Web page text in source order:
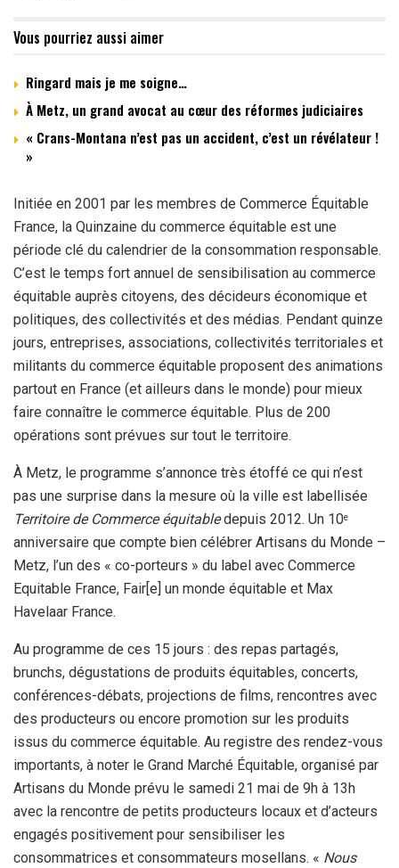
Vous pourriez aussi aimer
Ringard mais je me soigne…
À Metz, un grand avocat au cœur des réformes judiciaires
« Crans-Montana n’est pas un accident, c’est un révélateur !
»
Initiée en 2001 par les membres de Commerce Équitable
France, la Quinzaine du commerce équitable est une
période clé du calendrier de la consommation responsable.
C’est le temps fort annuel de sensibilisation au commerce
équitable auprès citoyens, des décideurs économique et
politiques, des collectivités et des médias. Pendant quinze
jours, entreprises, associations, collectivités territoriales et
militants du commerce équitable proposent des animations
partout en France (et ailleurs dans le monde) pour mieux
faire connaître le commerce équitable. Plus de 200
opérations sont prévues sur tout le territoire.
À Metz, le programme s’annonce très étoffé ce qui n’est
pas une surprise dans la mesure où la ville est labellisée
Territoire de Commerce équitabledepuis 2012. Un 10e
anniversaire que compte bien célébrer Artisans du Monde –
Metz, l’un des « co-porteurs » du label avec Commerce
Equitable France, Fair[e] un monde équitable et Max
Havelaar France.
Au programme de ces 15 jours : des repas partagés,
brunchs, dégustations de produits équitables, concerts,
conférences-débats, projections de films, rencontres avec
des producteurs ou encore promotion sur les produits
issus du commerce équitable. Au registre des rendez-vous
importants, à noter le Grand Marché Équitable, organisé par
Artisans du Monde prévu le samedi 21 mai de 9h à 13h
avec la rencontre de petits producteurs locaux et d’acteurs
engagés positivement pour sensibiliser les
consommatrices et consommateurs mosellans. « Nous